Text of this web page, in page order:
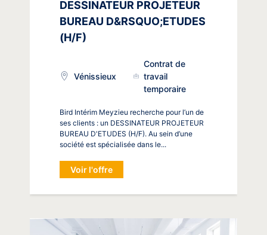
DESSINATEUR PROJETEUR
BUREAU D&RSQUO;ETUDES
(H/F)
Vénissieux
Contrat de
travail
temporaire
Bird Intérim Meyzieu recherche pour l’un de
ses clients : un DESSINATEUR PROJETEUR
BUREAU D'ETUDES (H/F). Au sein d’une
société est spécialisée dans le...
Voir l'offre